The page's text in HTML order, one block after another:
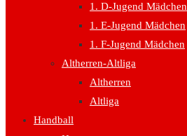
1. D-Jugend Mädchen
1. E-Jugend Mädchen
1. F-Jugend Mädchen
Altherren-Altliga
Altherren
Altliga
Handball